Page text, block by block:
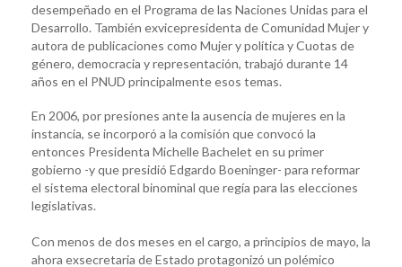
desempeñado en el Programa de las Naciones Unidas para el
Desarrollo. También exvicepresidenta de Comunidad Mujer y
autora de publicaciones como Mujer y política y Cuotas de
género, democracia y representación, trabajó durante 14
años en el PNUD principalmente esos temas.
En 2006, por presiones ante la ausencia de mujeres en la
instancia, se incorporó a la comisión que convocó la
entonces Presidenta Michelle Bachelet en su primer
gobierno -y que presidió Edgardo Boeninger- para reformar
el sistema electoral binominal que regía para las elecciones
legislativas.
Con menos de dos meses en el cargo, a principios de mayo, la
ahora exsecretaria de Estado protagonizó un polémico